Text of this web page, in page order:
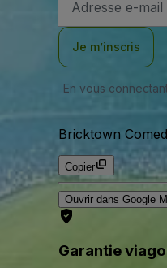
e-
Je m’inscris
En vous
Bricktown
Copier
Ouvrir dans Google
Garantie